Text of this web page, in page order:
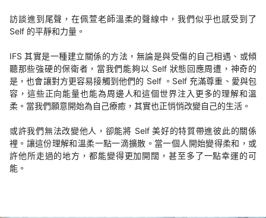
訪談進到尾聲，在佩萱老師溫柔的聲線中，我們似乎也感受到了
Self 的平靜和力量。
IFS 其實是一種建立關係的方法，無論是與受傷的自己相遇、或傾
聽那些強硬的保衛者，當我們能夠以 Self 狀態回應周遭，神奇的
是，也會讓對方更容易接觸到他們的 Self 。Self 充滿尊重、愛與包
容，這些正向能量也能為周邊人和這個世界注入更多的理解和溫
柔。當我們願意開始為自己療癒，其實也正悄悄改變自己的生活。
或許我們無法改變他人，卻能將 Self 美好的特質帶進彼此的關係
裡。讓這份理解和溫柔一點一滴擴散。當一個人開始變得柔和，或
許他所走過的地方，都能變得更加開闊，甚至多了一點幸運的可
能。